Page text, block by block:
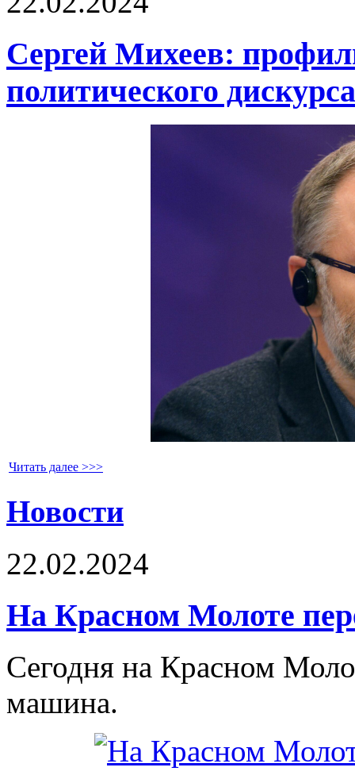
Сергей Михеев:
политического дискурса
Читать далее >>>
Новости
22.02.2024
На Красном Молоте
Сегодня на Красном
машина.